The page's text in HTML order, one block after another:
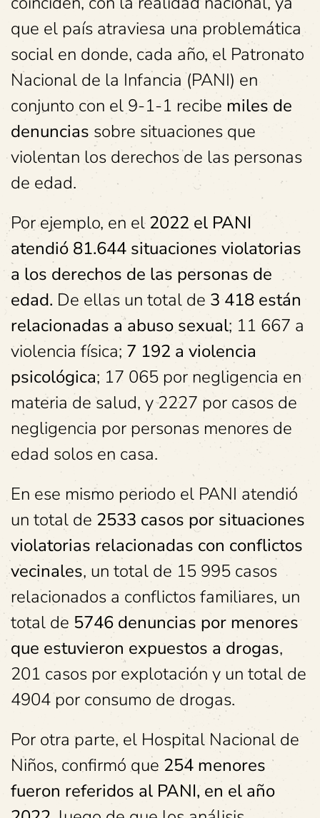
que el país atraviesa una problemática
social en donde, cada año, el Patronato
Nacional de la Infancia (PANI) en
conjunto con el 9-1-1 recibe miles de
denuncias sobre situaciones que
violentan los derechos de las personas
de edad.
Por ejemplo, en el2022 el PANI
atendió 81.644 situaciones violatorias
a los derechos de las personas de
edad. De ellas un total de 3 418 están
relacionadas a abuso sexual; 11 667 a
violencia física; 7 192 a violencia
psicológica; 17 065 por negligencia en
materia de salud, y 2227 por casos de
negligencia por personas menores de
edad solos en casa.
En ese mismo periodo el PANI atendió
un total de 2533 casos por situaciones
violatorias relacionadas con conflictos
vecinales, un total de 15 995 casos
relacionados a conflictos familiares, un
total de 5746 denuncias por menores
que estuvieron expuestos a drogas,
201 casos por explotación y un total de
4904 por consumo de drogas.
Por otra parte, el Hospital Nacional de
Niños, confirmó que 254 menores
fueron referidos al PANI, en el año